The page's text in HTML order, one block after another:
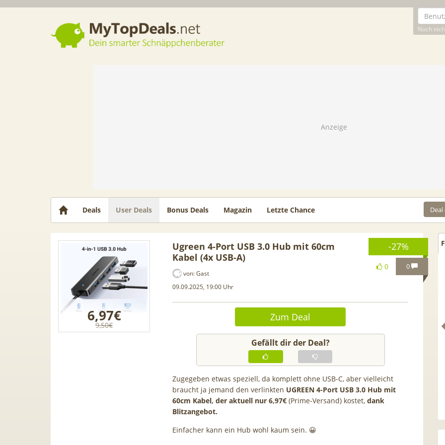
Noch
Dein smarter Schnäppchenberater
Deals User Deals Bonus Deals Magazin Letzte Chance
-27%
0
0
6,97€
9,50€
Ugreen 4-Port USB 3.0 Hub mit 60cm
Kabel (4x USB-A)
von:Gast
09.09.2025, 19:00 Uhr
Zum Deal
Gefällt dir der Deal?
Zugegeben etwas speziell, da komplett ohne USB-C, aber vielleicht
braucht ja jemand den verlinkten UGREEN 4-Port USB 3.0 Hub mit
60cm Kabel, der aktuell nur 6,97€ (Prime-Versand) kostet, dank
Blitzangebot.
Einfacher kann ein Hub wohl kaum sein. 😀
50€ Wechselbonus! 🎉 50GB 5G
Vodafone Allnet für 7,99€ mtl.
TOP 🍿 Netflix Standard + 300
TV-Sender (280 in HD) via
mtl.
TCL tragbares 3-in-1
Klimagerät | Kühlen /
Luftentfeuchten | 9.000